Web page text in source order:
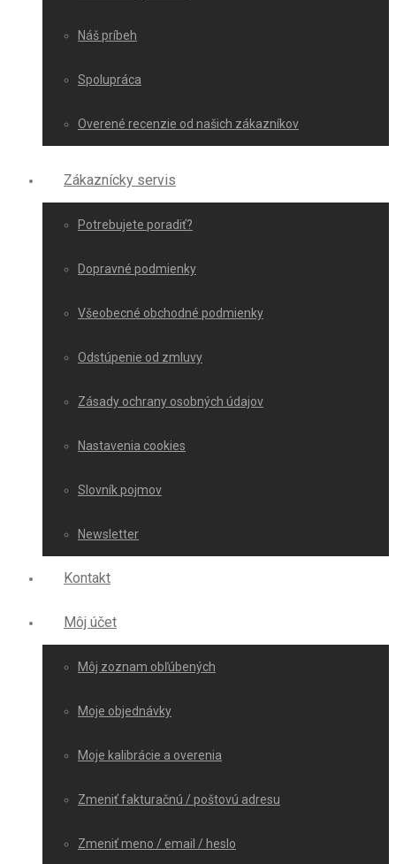
Náš príbeh
Spolupráca
Overené recenzie od našich zákazníkov
Zákaznícky servis
Potrebujete poradiť?
Dopravné podmienky
Všeobecné obchodné podmienky
Odstúpenie od zmluvy
Zásady ochrany osobných údajov
Nastavenia cookies
Slovník pojmov
Newsletter
Kontakt
Môj účet
Môj zoznam obľúbených
Moje objednávky
Moje kalibrácie a overenia
Zmeniť fakturačnú / poštovú adresu
Zmeniť meno / email / heslo